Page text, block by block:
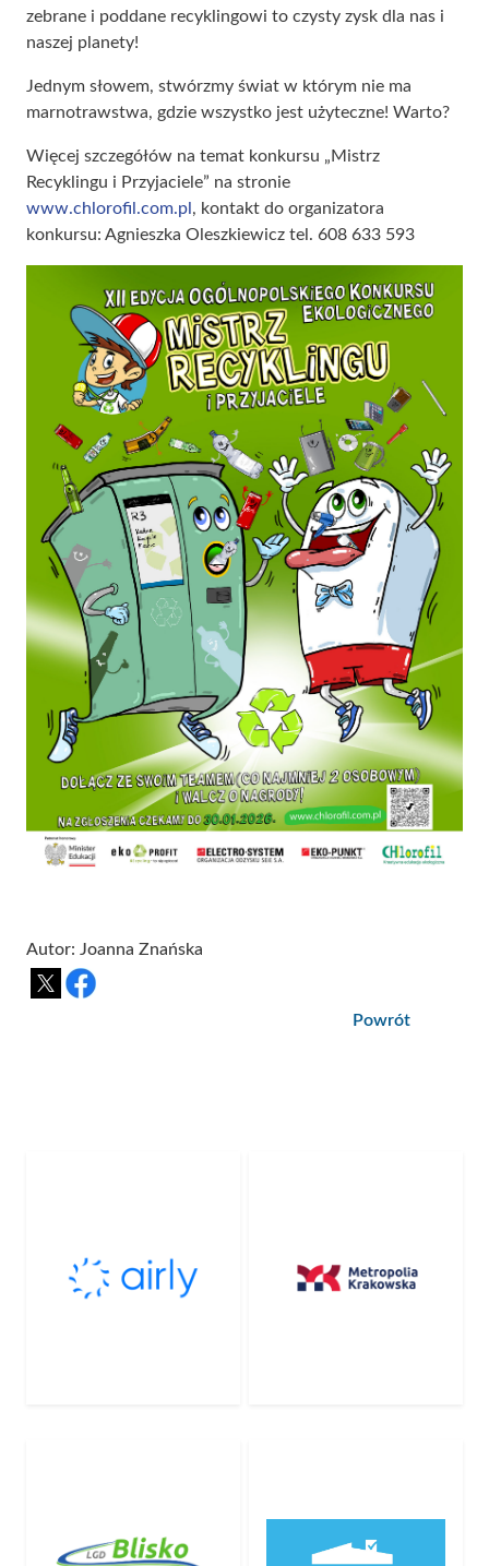
zebrane i poddane recyklingowi to czysty zysk dla nas i
naszej planety!
Jednym słowem, stwórzmy świat w którym nie ma
marnotrawstwa, gdzie wszystko jest użyteczne! Warto?
Więcej szczegółów na temat konkursu „Mistrz
Recyklingu i Przyjaciele” na stronie
www.chlorofil.com.pl , kontakt do organizatora
konkursu: Agnieszka Oleszkiewicz tel. 608 633 593
Autor: Joanna Znańska
Powrót